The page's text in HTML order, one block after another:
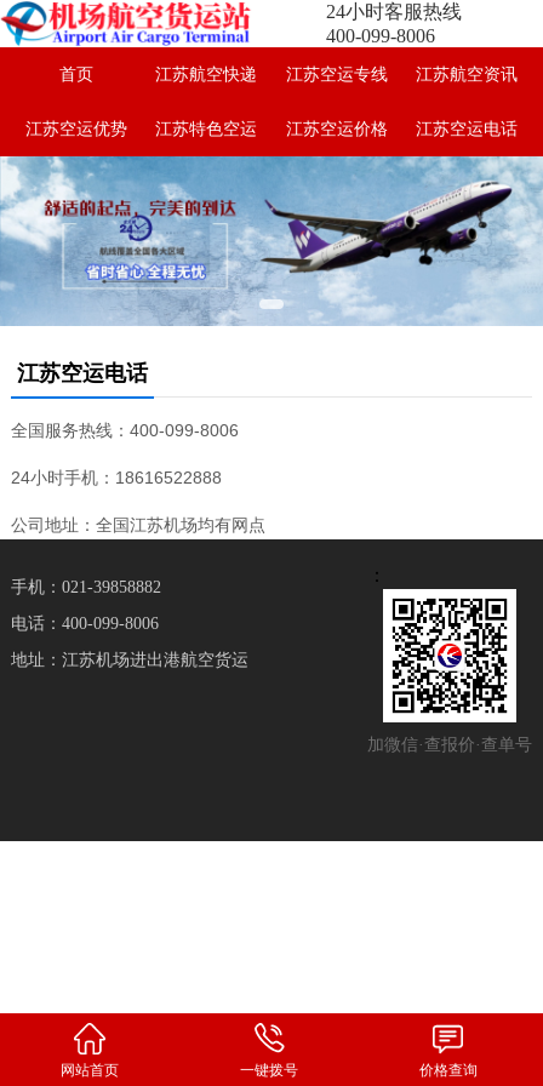
24小时客服热线
400-099-8006
首页 江苏航空快递 江苏空运专线 江苏航空资讯
江苏空运优势 江苏特色空运 江苏空运价格 江苏空运电话
江苏空运电话
全国服务热线：400-099-8006
24小时手机：18616522888
公司地址：全国江苏机场均有网点
：
加微信·查报价·查单号
手机：021-39858882
电话：400-099-8006
地址：江苏机场进出港航空货运
网站首页 一键拨号 价格查询